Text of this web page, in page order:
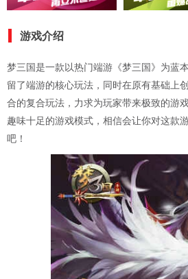
游戏介绍
梦三国是一款以热门端游《梦三国》为蓝
留了端游的核心玩法，同时在原有基础上
合的复合玩法，力求为玩家带来极致的游
趣味十足的游戏模式，相信会让你对这款
吧！